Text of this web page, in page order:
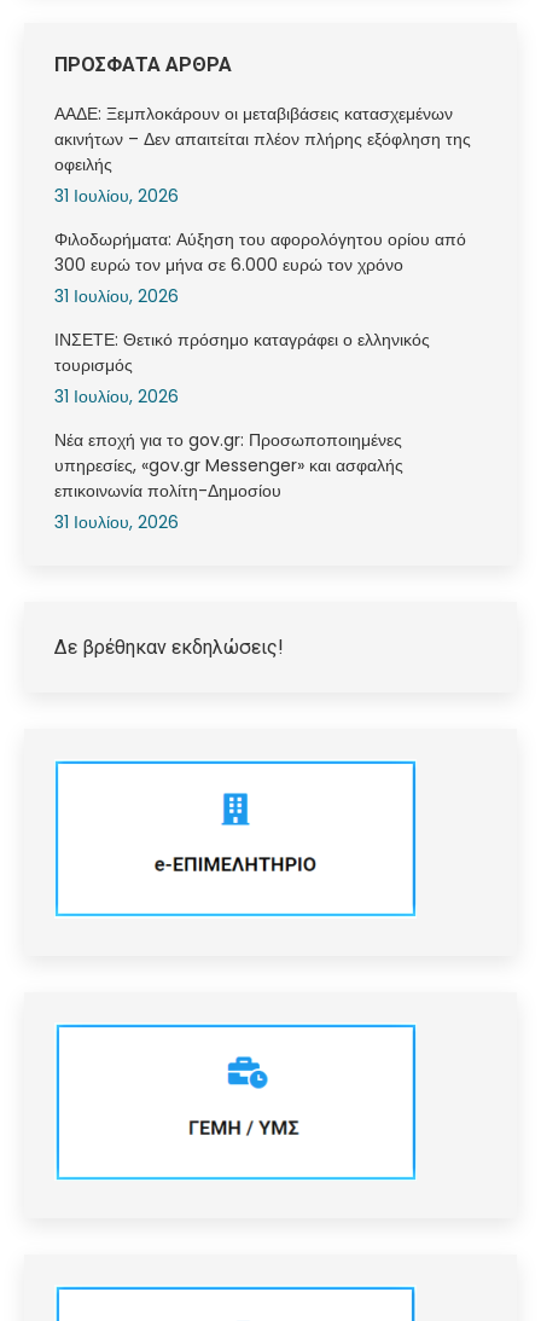
ΠΡΟΣΦΑΤΑ ΑΡΘΡΑ
ΑΑΔΕ: Ξεμπλοκάρουν οι μεταβιβάσεις κατασχεμένων
ακινήτων – Δεν απαιτείται πλέον πλήρης εξόφληση της
οφειλής
31 Ιουλίου, 2026
Φιλοδωρήματα: Αύξηση του αφορολόγητου ορίου από
300 ευρώ τον μήνα σε 6.000 ευρώ τον χρόνο
31 Ιουλίου, 2026
ΙΝΣΕΤΕ: Θετικό πρόσημο καταγράφει ο ελληνικός
τουρισμός
31 Ιουλίου, 2026
Νέα εποχή για το gov.gr: Προσωποποιημένες
υπηρεσίες, «gov.gr Messenger» και ασφαλής
επικοινωνία πολίτη-Δημοσίου
31 Ιουλίου, 2026
Δε βρέθηκαν εκδηλώσεις!